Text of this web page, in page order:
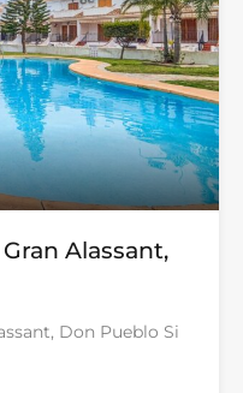
Alassant,
Don Pueblo Si